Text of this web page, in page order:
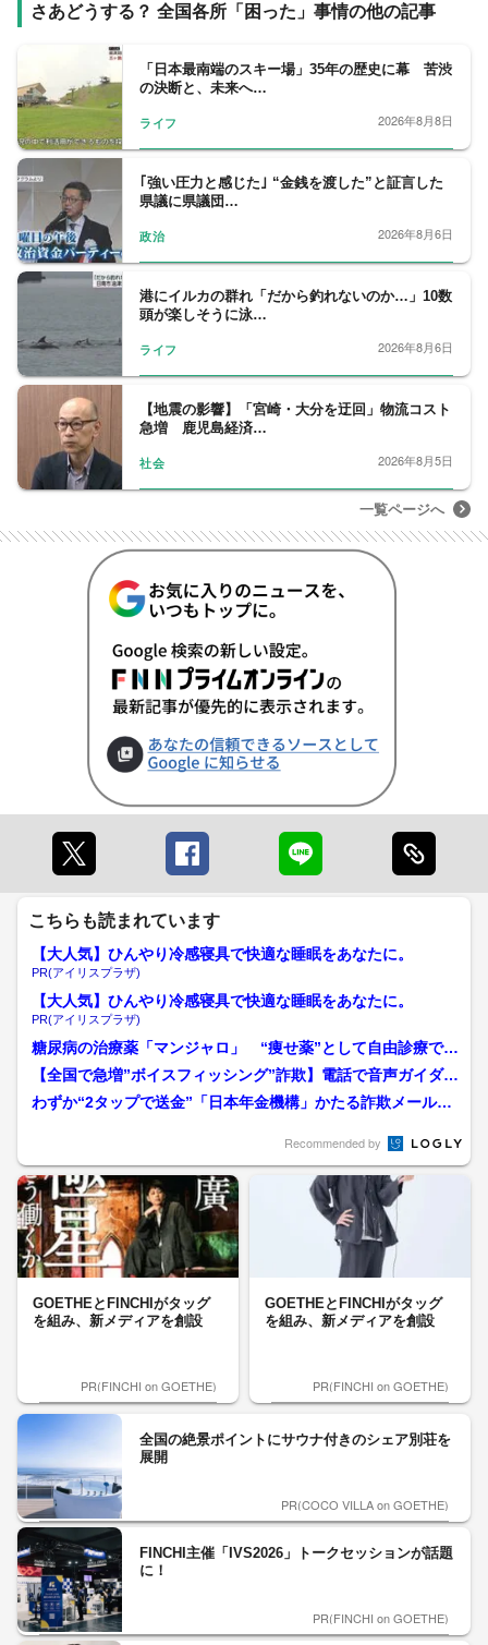
さあどうする？ 全国各所「困った」事情の他の記事
「日本最南端のスキー場」35年の歴史に幕 苦渋
の決断と、未来へ…
ライフ 2026年8月8日
｢強い圧力と感じた｣ “金銭を渡した”と証言した
県議に県議団…
政治 2026年8月6日
港にイルカの群れ「だから釣れないのか…」10数
頭が楽しそうに泳…
ライフ 2026年8月6日
【地震の影響】「宮崎・大分を迂回」物流コスト
急増 鹿児島経済…
社会 2026年8月5日
一覧ページへ
こちらも読まれています
【大人気】ひんやり冷感寝具で快適な睡眠をあなたに。
PR(アイリスプラザ)
【大人気】ひんやり冷感寝具で快適な睡眠をあなたに。
PR(アイリスプラザ)
糖尿病の治療薬「マンジャロ」 “痩せ薬”として自由診療での
使用に警鐘 ダイエット...
【全国で急増”ボイスフィッシング”詐欺】電話で音声ガイダン
ス→電話でオペレーター...
わずか“2タップで送金”「日本年金機構」かたる詐欺メール急
Recommended by
GOETHEとFINCHIがタッグ
を組み、新メディアを創設
PR(FINCHI on GOETHE)
GOETHEとFINCHIがタッグ
を組み、新メディアを創設
PR(FINCHI on GOETHE)
全国の絶景ポイントにサウナ付きのシェア別荘を
展開
PR(COCO VILLA on GOETHE)
FINCHI主催「IVS2026」トークセッションが話題
に！
PR(FINCHI on GOETHE)